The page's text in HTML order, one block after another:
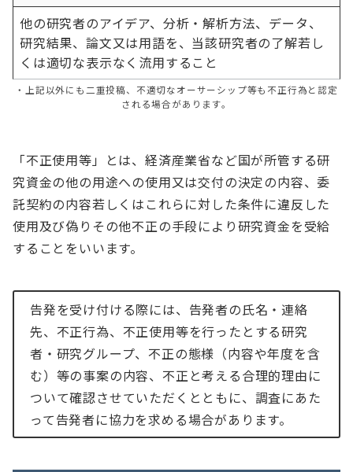
他の研究者のアイデア、分析・解析方法、データ、
研究結果、論文又は用語を、当該研究者の了解若し
くは適切な表示なく流用すること
・上記以外にも二重投稿、不適切なオーサーシップ等も不正行為と認定
される場合があります。
「不正使用等」とは、経済産業省など国が所管する研
究資金の他の用途への使用又は交付の決定の内容、委
託契約の内容若しくはこれらに対した条件に違反した
使用及び偽りその他不正の手段により研究資金を受給
することをいいます。
告発を受け付ける際には、告発者の氏名・連絡
先、不正行為、不正使用等を行ったとする研究
者・研究グループ、不正の態様（内容や年度を含
む）等の事案の内容、不正と考える合理的理由に
ついて確認させていただくとともに、調査にあた
って告発者に協力を求める場合があります。